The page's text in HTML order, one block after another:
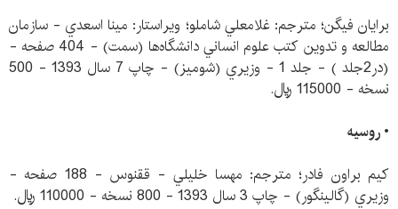
برايان فيگن؛ مترجم: غلامعلي شاملو؛ ويراستار: مينا اسعدي - سازمان‌
مطالعه ‌و تدوين‌ كتب‌ علوم ‌انساني ‌دانشگاه‌ها (سمت) - 404 صفحه -
(در2جلد ) - جلد 1 - وزيري (شوميز) - چاپ 7 سال 1393 - 500
نسخه - 115000 ريال.
• روسيه
كيم براون فادر؛ مترجم: مهسا خليلي - ققنوس - 188 صفحه -
وزيري (گالينگور) - چاپ 3 سال 1393 - 800 نسخه - 110000 ريال.